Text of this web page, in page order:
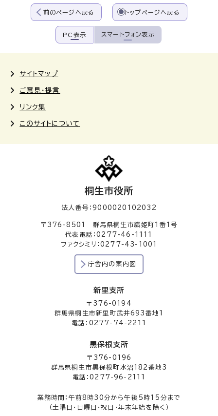
前のページへ戻る トップページへ戻る
PC表示 スマートフォン表示
サイトマップ
ご意見・提言
リンク集
このサイトについて
桐生市役所
法人番号：9000020102032
〒376-8501 群馬県桐生市織姫町1番1号
代表電話：0277-46-1111
ファクシミリ：0277-43-1001
庁舎内の案内図
新里支所
〒376-0194
群馬県桐生市新里町武井693番地1
電話：0277-74-2211
黒保根支所
〒376-0196
群馬県桐生市黒保根町水沼182番地3
電話：0277-96-2111
業務時間：午前8時30分から午後5時15分まで
（土曜日・日曜日・祝日・年末年始を除く）